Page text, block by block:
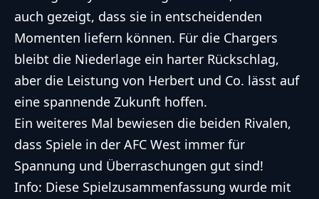
auch gezeigt, dass sie in entscheidenden
Momenten liefern können. Für die Chargers
bleibt die Niederlage ein harter Rückschlag,
aber die Leistung von Herbert und Co. lässt auf
eine spannende Zukunft hoffen.
Ein weiteres Mal bewiesen die beiden Rivalen,
dass Spiele in der AFC West immer für
Spannung und Überraschungen gut sind!
Info: Diese Spielzusammenfassung wurde mit